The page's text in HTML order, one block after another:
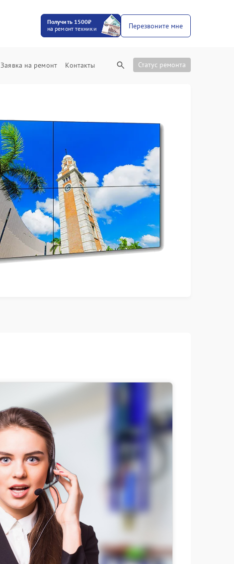
Получить 1500₽
на ремонт техники
Перезвоните мне
Заявка на ремонт Контакты Статус ремонта